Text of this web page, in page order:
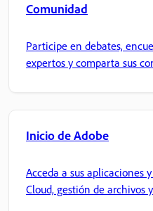
Comunidad
Participe en debates,
expertos y comparta sus
Inicio de Adobe
Acceda a sus aplicaciones
Cloud, gestión de archivos